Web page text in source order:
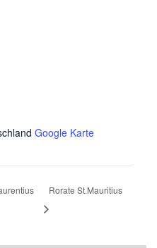
Google Karte
Rorate St.Mauritius